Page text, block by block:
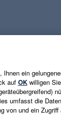
eingeben